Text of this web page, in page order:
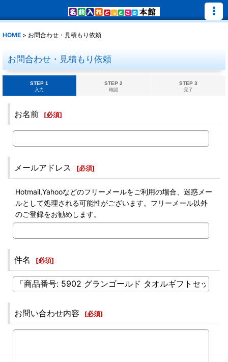
HOME > お問合わせ・見積もり依頼
お問合わせ・見積もり依頼
STEP 1
入力
STEP 2
確認
STEP 3
完了
お名前 [必須]
メールアドレス [必須]
Hotmail,Yahooなどのフリーメールをご利用の場合、迷惑メー
ルとして処理される可能性がございます。フリーメール以外
のご登録をお勧めします。
件名 [必須]
お問い合わせ内容 [必須]